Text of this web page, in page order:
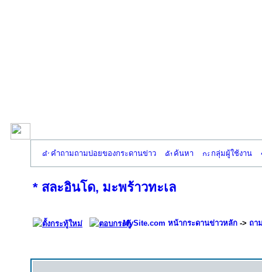
คำถามถามบ่อยของกระดานข่าว ค้นหา กลุ่มผู้ใช้งาน
* สละอินโด, มะพร้าวทะเล
MySite.com หน้ากระดานข่าวหลัก -> ถา